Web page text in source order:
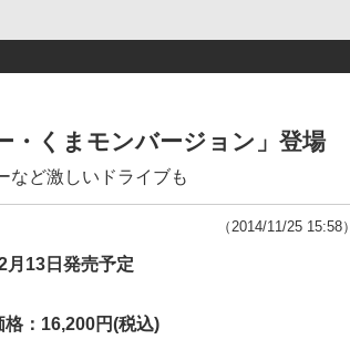
・くまモンバージョン」登場
など激しいドライブも
（2014/11/25 15:58）
月13日発売予定
格：16,200円(税込)